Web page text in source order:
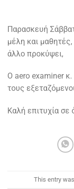
Παρασκευή
μέλη και
άλλο προκύψει,
Ο aero examiner
τους
Καλή επιτυχία σε
This entry